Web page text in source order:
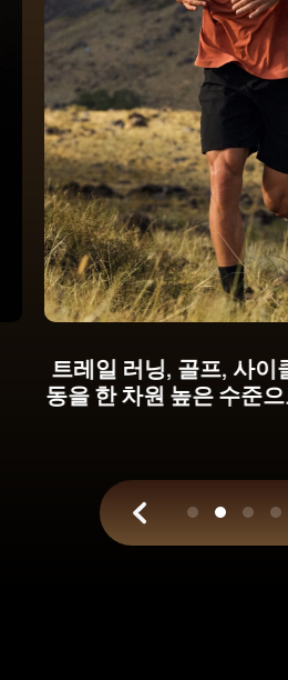
손목 위에서 확인하는
워 메트릭. 과학적인 분